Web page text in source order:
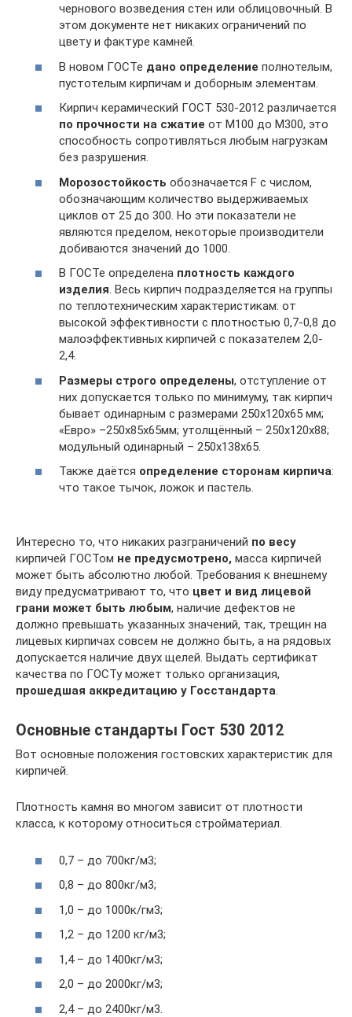
чернового возведения стен или облицовочный. В
этом документе нет никаких ограничений по
цвету и фактуре камней.
В новом ГОСТе дано определение полнотелым,
пустотелым кирпичам и доборным элементам.
Кирпич керамический ГОСТ 530-2012 различается
по прочности на сжатие от М100 до М300, это
способность сопротивляться любым нагрузкам
без разрушения.
Морозостойкость обозначается F с числом,
обозначающим количество выдерживаемых
циклов от 25 до 300. Но эти показатели не
являются пределом, некоторые производители
добиваются значений до 1000.
В ГОСТе определена плотность каждого
изделия. Весь кирпич подразделяется на группы
по теплотехническим характеристикам: от
высокой эффективности с плотностью 0,7-0,8 до
малоэффективных кирпичей с показателем 2,0-
2,4.
Размеры строго определены, отступление от
них допускается только по минимуму, так кирпич
бывает одинарным с размерами 250х120х65 мм;
«Евро» –250х85х65мм; утолщённый – 250х120х88;
модульный одинарный – 250х138х65.
Также даётся определение сторонам кирпича:
что такое тычок, ложок и пастель.
Интересно то, что никаких разграничений по весу
кирпичей ГОСТом не предусмотрено, масса кирпичей
может быть абсолютно любой. Требования к внешнему
виду предусматривают то, что цвет и вид лицевой
грани может быть любым, наличие дефектов не
должно превышать указанных значений, так, трещин на
лицевых кирпичах совсем не должно быть, а на рядовых
допускается наличие двух щелей. Выдать сертификат
качества по ГОСТу может только организация,
прошедшая аккредитацию у Госстандарта.
Основные стандарты Гост 530 2012
Вот основные положения гостовских характеристик для
кирпичей.
Плотность камня во многом зависит от плотности
класса, к которому относиться стройматериал.
0,7 – до 700кг/м3;
0,8 – до 800кг/м3;
1,0 – до 1000к/гм3;
1,2 – до 1200 кг/м3;
1,4 – до 1400кг/м3;
2,0 – до 2000кг/м3;
2,4 – до 2400кг/м3.